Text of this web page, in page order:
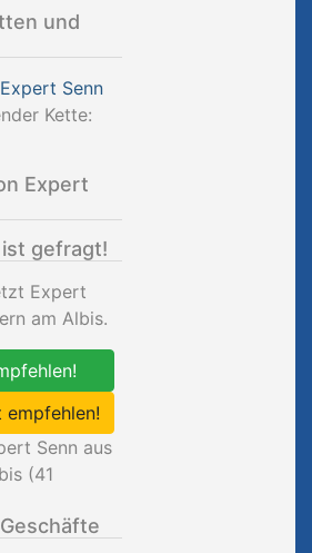
und
Expert Senn
Kette:
Expert
gefragt!
Expert
am Albis.
empfehlen!
Senn aus
(41